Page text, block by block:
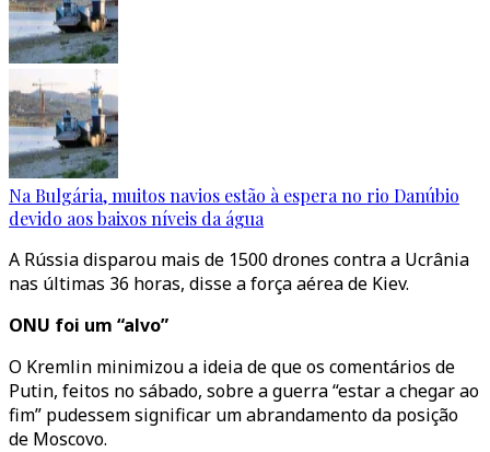
Na Bulgária, muitos navios estão à espera no rio Danúbio
devido aos baixos níveis da água
A Rússia disparou mais de 1500 drones contra a Ucrânia
nas últimas 36 horas, disse a força aérea de Kiev.
ONU foi um “alvo”
O Kremlin minimizou a ideia de que os comentários de
Putin, feitos no sábado, sobre a guerra “estar a chegar ao
fim” pudessem significar um abrandamento da posição
de Moscovo.